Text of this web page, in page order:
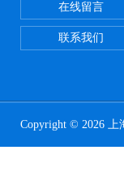
在线留言
联系我们
Copyright © 2026 上